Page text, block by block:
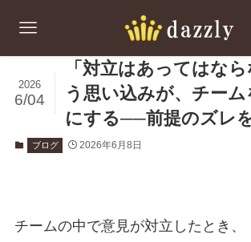
「対立はあってはな
う思い込みが、チー
にする──前提のズレ
2026
6/04
ブログ 2026年6月8日
チームの中で意見が対立したとき、